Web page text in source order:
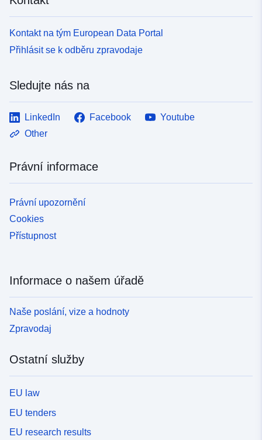
Kontakt na tým European Data Portal
Přihlásit se k odběru zpravodaje
Sledujte nás na
LinkedIn Facebook
Youtube
Other
Právní informace
Právní upozornění
Cookies
Přístupnost
Informace o našem úřadě
Naše poslání, vize a hodnoty
Zpravodaj
Ostatní služby
EU law
EU tenders
EU research results